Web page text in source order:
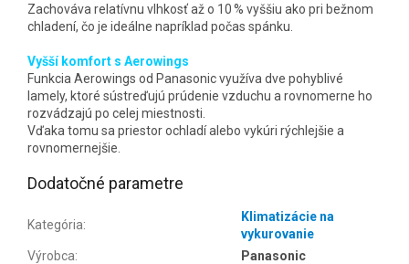
Zachováva relatívnu vlhkosť až o 10 % vyššiu ako pri bežnom
chladení, čo je ideálne napríklad počas spánku.
Vyšší komfort s Aerowings
Funkcia Aerowings od Panasonic využíva dve pohyblivé
lamely, ktoré sústreďujú prúdenie vzduchu a rovnomerne ho
rozvádzajú po celej miestnosti.
Vďaka tomu sa priestor ochladí alebo vykúri rýchlejšie a
rovnomernejšie.
Dodatočné parametre
Kategória:
Klimatizácie na
vykurovanie
Výrobca:
Panasonic